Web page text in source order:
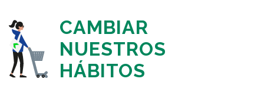
CAMBIAR
NUESTROS
HÁBITOS